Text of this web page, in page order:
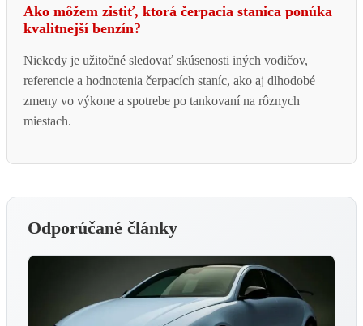
Ako môžem zistiť, ktorá čerpacia stanica ponúka
kvalitnejší benzín?
Niekedy je užitočné sledovať skúsenosti iných vodičov,
referencie a hodnotenia čerpacích staníc, ako aj dlhodobé
zmeny vo výkone a spotrebe po tankovaní na rôznych
miestach.
Odporúčané články